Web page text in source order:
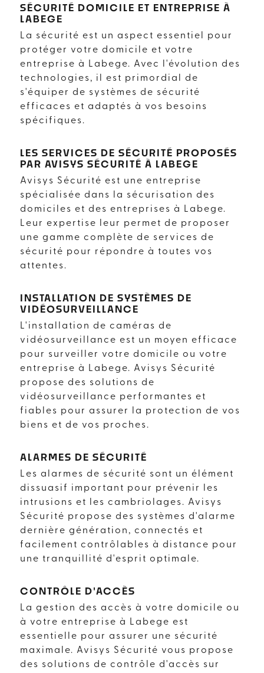
SÉCURITÉ DOMICILE ET ENTREPRISE À
LABEGE
La sécurité est un aspect essentiel pour
protéger votre domicile et votre
entreprise à Labege. Avec l'évolution des
technologies, il est primordial de
s'équiper de systèmes de sécurité
efficaces et adaptés à vos besoins
spécifiques.
LES SERVICES DE SÉCURITÉ PROPOSÉS
PAR AVISYS SÉCURITÉ À LABEGE
Avisys Sécurité est une entreprise
spécialisée dans la sécurisation des
domiciles et des entreprises à Labege.
Leur expertise leur permet de proposer
une gamme complète de services de
sécurité pour répondre à toutes vos
attentes.
INSTALLATION DE SYSTÈMES DE
VIDÉOSURVEILLANCE
L'installation de caméras de
vidéosurveillance est un moyen efficace
pour surveiller votre domicile ou votre
entreprise à Labege. Avisys Sécurité
propose des solutions de
vidéosurveillance performantes et
fiables pour assurer la protection de vos
biens et de vos proches.
ALARMES DE SÉCURITÉ
Les alarmes de sécurité sont un élément
dissuasif important pour prévenir les
intrusions et les cambriolages. Avisys
Sécurité propose des systèmes d'alarme
dernière génération, connectés et
facilement contrôlables à distance pour
une tranquillité d'esprit optimale.
CONTRÔLE D'ACCÈS
La gestion des accès à votre domicile ou
à votre entreprise à Labege est
essentielle pour assurer une sécurité
maximale. Avisys Sécurité vous propose
des solutions de contrôle d'accès sur